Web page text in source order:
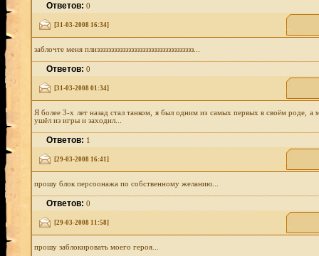
Ответов:0
[31-03-2008 16:34]
заблочте меня плизззззззззззззззззззззззззззззззззз...
Ответов:0
[31-03-2008 01:34]
Я более 3-х лет назад стал танком, я был одним из самых первых в своём роде,
ушёл из игры и заходил...
Ответов:1
[29-03-2008 16:41]
прошу блок персоонажа по собственному желанию...
Ответов:0
[29-03-2008 11:58]
прошу заблокировать моего героя...